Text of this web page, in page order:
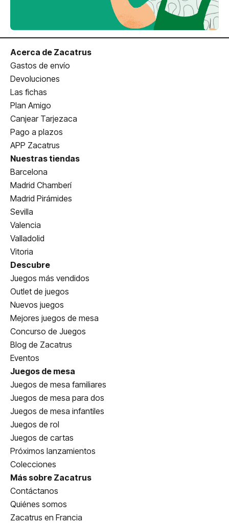
Acerca de Zacatrus
Gastos de envío
Devoluciones
Las fichas
Plan Amigo
Canjear Tarjezaca
Pago a plazos
APP Zacatrus
Nuestras tiendas
Barcelona
Madrid Chamberí
Madrid Pirámides
Sevilla
Valencia
Valladolid
Vitoria
Descubre
Juegos más vendidos
Outlet de juegos
Nuevos juegos
Mejores juegos de mesa
Concurso de Juegos
Blog de Zacatrus
Eventos
Juegos de mesa
Juegos de mesa familiares
Juegos de mesa para dos
Juegos de mesa infantiles
Juegos de rol
Juegos de cartas
Próximos lanzamientos
Colecciones
Más sobre Zacatrus
Contáctanos
Quiénes somos
Zacatrus en Francia